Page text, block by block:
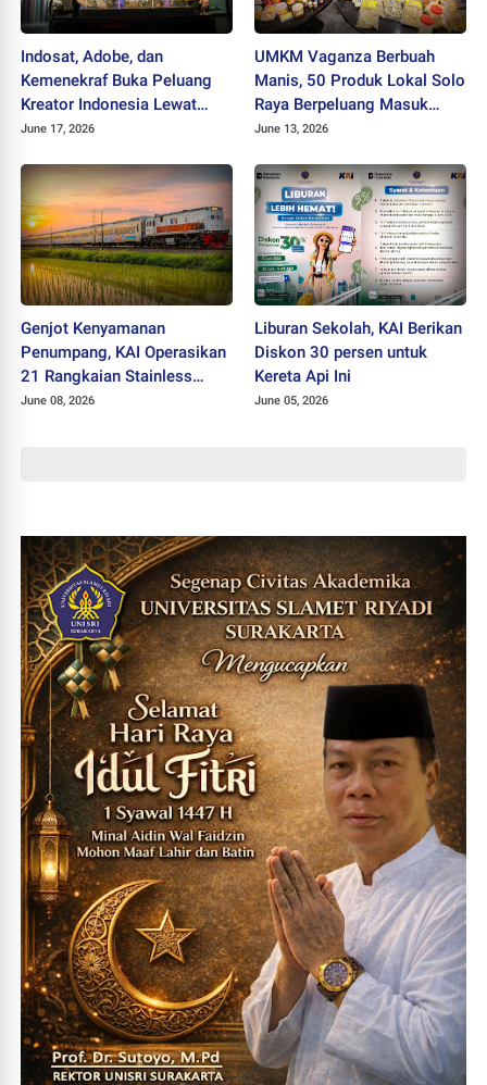
Indosat, Adobe, dan
Kemenekraf Buka Peluang
Kreator Indonesia Lewat
Teknologi AI
June 17, 2026
UMKM Vaganza Berbuah
Manis, 50 Produk Lokal Solo
Raya Berpeluang Masuk
Jaringan Ritel Nasional
June 13, 2026
Genjot Kenyamanan
Penumpang, KAI Operasikan
21 Rangkaian Stainless
Steel New Generation
June 08, 2026
Liburan Sekolah, KAI Berikan
Diskon 30 persen untuk
Kereta Api Ini
June 05, 2026